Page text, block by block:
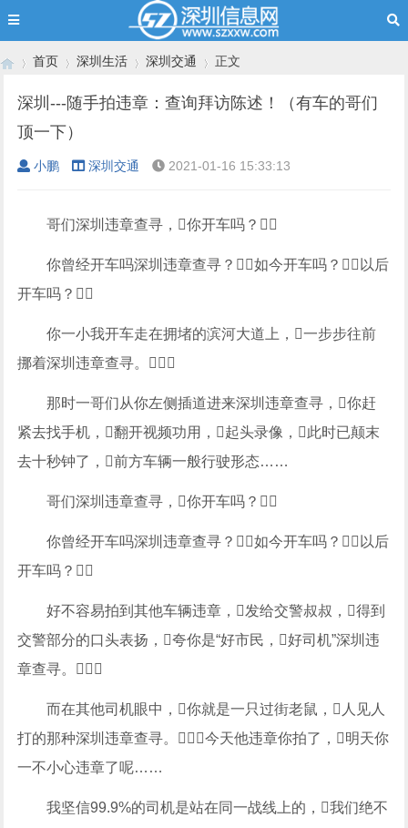
›
首页 深圳生活 深圳交通 正文
深圳---随手拍违章：查询拜访陈述！（有车的哥们
顶一下）
小鹏 深圳交通 2021-01-16 15:33:13
哥们深圳违章查寻，你开车吗？
你曾经开车吗深圳违章查寻？如今开车吗？以后
开车吗？
你一小我开车走在拥堵的滨河大道上，一步步往前
挪着深圳违章查寻。
那时一哥们从你左侧插道进来深圳违章查寻，你赶
紧去找手机，翻开视频功用，起头录像，此时已颠末
去十秒钟了，前方车辆一般行驶形态……
哥们深圳违章查寻，你开车吗？
你曾经开车吗深圳违章查寻？如今开车吗？以后
开车吗？
好不容易拍到其他车辆违章，发给交警叔叔，得到
交警部分的口头表扬，夸你是“好市民，好司机”深圳违
章查寻。
而在其他司机眼中，你就是一只过街老鼠，人见人
打的那种深圳违章查寻。今天他违章你拍了，明天你
一不小心违章了呢……
我坚信99.9%的司机是站在同一战线上的，我们绝不